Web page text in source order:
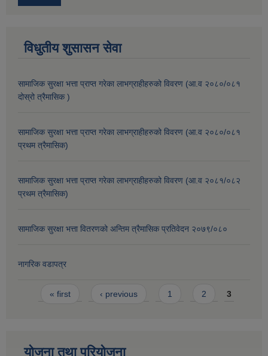
विधुतीय शुसासन सेवा
सामाजिक सुरक्षा भत्ता प्राप्त गरेका लाभग्राहीहरुको विवरण (आ.व २०८०/०८१
दोस्रो त्रैमासिक )
सामाजिक सुरक्षा भत्ता प्राप्त गरेका लाभग्राहीहरुको विवरण (आ.व २०८०/०८१
प्रथम त्रैमासिक)
सामाजिक सुरक्षा भत्ता प्राप्त गरेका लाभग्राहीहरुको विवरण (आ.व २०८१/०८२
प्रथम त्रैमासिक)
सामाजिक सुरक्षा भत्ता वितरणको अन्तिम त्रैमासिक प्रतिवेदन २०७९/०८०
नागरिक वडापत्र
Pages
« first ‹ previous 1 2 3
योजना तथा परियोजना